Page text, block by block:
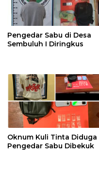
Pengedar Sabu di Desa
Sembuluh I Diringkus
Oknum Kuli Tinta Diduga
Pengedar Sabu Dibekuk